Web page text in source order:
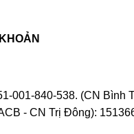
001-840-538. (CN Bình
- CN Trị Đông):